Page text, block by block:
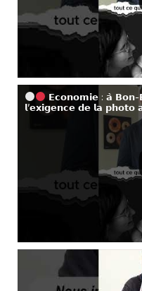
𝗘𝗰𝗼𝗻𝗼𝗺𝗶𝗲 : 𝗮̀ 𝗕𝗼𝗻-
𝗹’𝗲𝘅𝗶𝗴𝗲𝗻𝗰𝗲 𝗱𝗲 𝗹𝗮 𝗽𝗵𝗼𝘁𝗼